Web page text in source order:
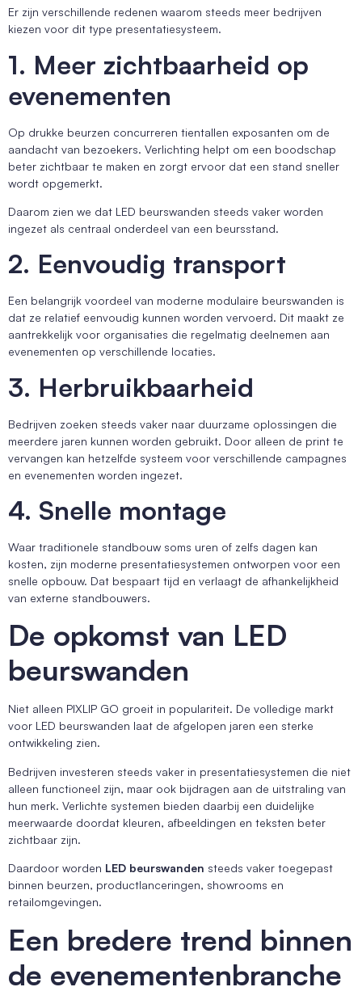
Er zijn verschillende redenen waarom steeds meer bedrijven
kiezen voor dit type presentatiesysteem.
1. Meer zichtbaarheid op
evenementen
Op drukke beurzen concurreren tientallen exposanten om de
aandacht van bezoekers. Verlichting helpt om een boodschap
beter zichtbaar te maken en zorgt ervoor dat een stand sneller
wordt opgemerkt.
Daarom zien we dat LED beurswanden steeds vaker worden
ingezet als centraal onderdeel van een beursstand.
2. Eenvoudig transport
Een belangrijk voordeel van moderne modulaire beurswanden is
dat ze relatief eenvoudig kunnen worden vervoerd. Dit maakt ze
aantrekkelijk voor organisaties die regelmatig deelnemen aan
evenementen op verschillende locaties.
3. Herbruikbaarheid
Bedrijven zoeken steeds vaker naar duurzame oplossingen die
meerdere jaren kunnen worden gebruikt. Door alleen de print te
vervangen kan hetzelfde systeem voor verschillende campagnes
en evenementen worden ingezet.
4. Snelle montage
Waar traditionele standbouw soms uren of zelfs dagen kan
kosten, zijn moderne presentatiesystemen ontworpen voor een
snelle opbouw. Dat bespaart tijd en verlaagt de afhankelijkheid
van externe standbouwers.
De opkomst van LED
beurswanden
Niet alleen PIXLIP GO groeit in populariteit. De volledige markt
voor LED beurswanden laat de afgelopen jaren een sterke
ontwikkeling zien.
Bedrijven investeren steeds vaker in presentatiesystemen die niet
alleen functioneel zijn, maar ook bijdragen aan de uitstraling van
hun merk. Verlichte systemen bieden daarbij een duidelijke
meerwaarde doordat kleuren, afbeeldingen en teksten beter
zichtbaar zijn.
Daardoor worden LED beurswanden steeds vaker toegepast
binnen beurzen, productlanceringen, showrooms en
retailomgevingen.
Een bredere trend binnen
de evenementenbranche